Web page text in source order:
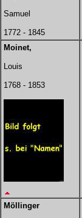
Samuel
1772 - 1845
Moinet,
Louis
1768 - 1853
Möllinger